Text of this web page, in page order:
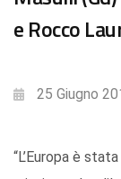
e Rocco
25 Giugno
“L’Europa è